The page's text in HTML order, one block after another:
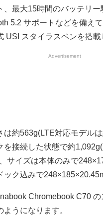
、最大15時間のバッテリ
5.2 サポートなどを備え
USI スタイラスペンを搭載
Advertisement
は約563g(LTE対応モデル
を接続した状態で約
サイズは本体のみで
ック込みで
Chromebook C70
ようになります。